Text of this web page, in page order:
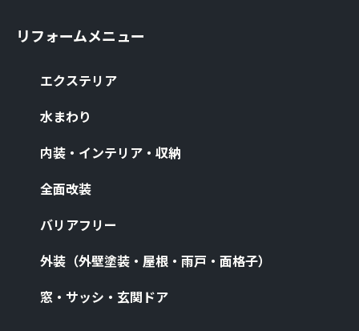
リフォームメニュー
エクステリア
⽔まわり
内装・インテリア・収納
全⾯改装
バリアフリー
外装（外壁塗装・屋根・⾬⼾・⾯格⼦）
窓・サッシ・⽞関ドア